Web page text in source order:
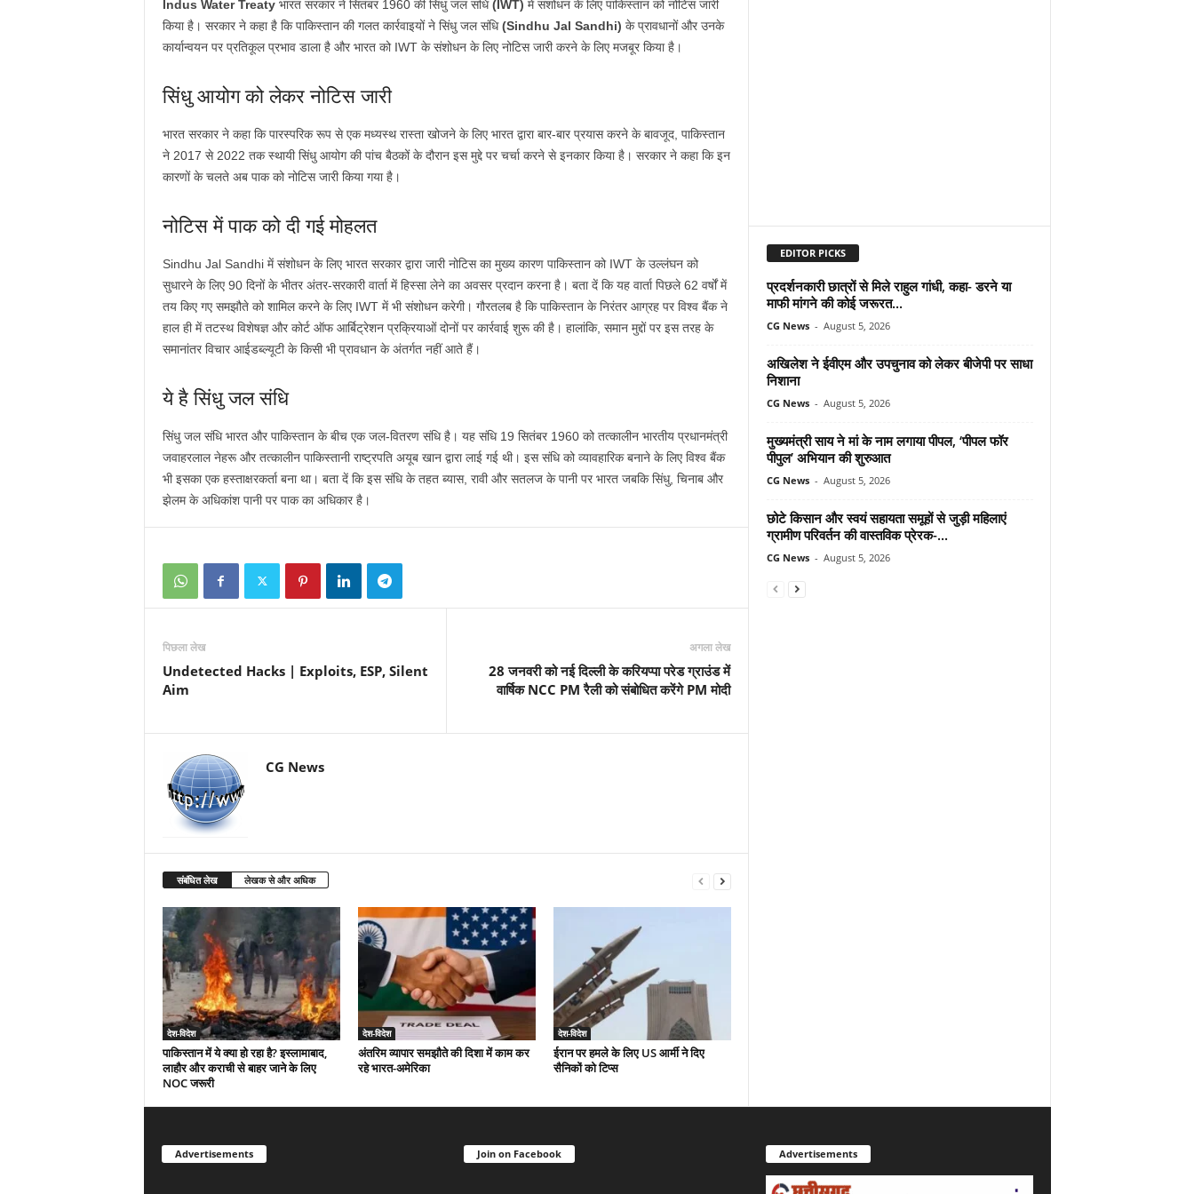
Indus Water Treaty भारत सरकार ने सितंबर 1960 की सिंधु जल संधि(IWT) में संशोधन के लिए पाकिस्तान को नोटिस जारी
किया है। सरकार ने कहा है कि पाकिस्तान की गलत कार्रवाइयों ने सिंधु जल संधि(Sindhu Jal Sandhi) के प्रावधानों और उनके
कार्यान्वयन पर प्रतिकूल प्रभाव डाला है और भारत को IWT के संशोधन के लिए नोटिस जारी करने के लिए मजबूर किया है।
सिंधु आयोग को लेकर नोटिस जारी
भारत सरकार ने कहा कि पारस्परिक रूप से एक मध्यस्थ रास्ता खोजने के लिए भारत द्वारा बार-बार प्रयास करने के बावजूद, पाकिस्तान
ने 2017 से 2022 तक स्थायी सिंधु आयोग की पांच बैठकों के दौरान इस मुद्दे पर चर्चा करने से इनकार किया है। सरकार ने कहा कि इन
कारणों के चलते अब पाक को नोटिस जारी किया गया है।
नोटिस में पाक को दी गई मोहलत
Sindhu Jal Sandhi में संशोधन के लिए भारत सरकार द्वारा जारी नोटिस का मुख्य कारण पाकिस्तान को IWT के उल्लंघन को
सुधारने के लिए 90 दिनों के भीतर अंतर-सरकारी वार्ता में हिस्सा लेने का अवसर प्रदान करना है। बता दें कि यह वार्ता पिछले 62 वर्षों में
तय किए गए समझौते को शामिल करने के लिए IWT में भी संशोधन करेगी। गौरतलब है कि पाकिस्तान के निरंतर आग्रह पर विश्व बैंक ने
हाल ही में तटस्थ विशेषज्ञ और कोर्ट ऑफ आर्बिट्रेशन प्रक्रियाओं दोनों पर कार्रवाई शुरू की है। हालांकि, समान मुद्दों पर इस तरह के
समानांतर विचार आईडब्ल्यूटी के किसी भी प्रावधान के अंतर्गत नहीं आते हैं।
ये है सिंधु जल संधि
सिंधु जल संधि भारत और पाकिस्तान के बीच एक जल-वितरण संधि है। यह संधि 19 सितंबर 1960 को तत्कालीन भारतीय प्रधानमंत्री
जवाहरलाल नेहरू और तत्कालीन पाकिस्तानी राष्ट्रपति अयूब खान द्वारा लाई गई थी। इस संधि को व्यावहारिक बनाने के लिए विश्व बैंक
भी इसका एक हस्ताक्षरकर्ता बना था। बता दें कि इस संधि के तहत ब्यास, रावी और सतलज के पानी पर भारत जबकि सिंधु, चिनाब और
झेलम के अधिकांश पानी पर पाक का अधिकार है।
पिछला लेख
Undetected Hacks | Exploits, ESP, Silent
Aim
अगला लेख
28 जनवरी को नई दिल्ली के करियप्पा परेड ग्राउंड में
वार्षिक NCC PM रैली को संबोधित करेंगे PM मोदी
CG News
संबंधित लेख लेखक से और अधिक
देश-विदेश
पाकिस्तान में ये क्या हो रहा है? इस्लामाबाद,
लाहौर और कराची से बाहर जाने के लिए
NOC जरूरी
देश-विदेश
अंतरिम व्यापार समझौते की दिशा में काम कर
रहे भारत-अमेरिका
देश-विदेश
ईरान पर हमले के लिए US आर्मी ने दिए
सैनिकों को टिप्स
EDITOR PICKS
प्रदर्शनकारी छात्रों से मिले राहुल गांधी, कहा- डरने या
माफी मांगने की कोई जरूरत...
CG News - August 5, 2026
अखिलेश ने ईवीएम और उपचुनाव को लेकर बीजेपी पर साधा
निशाना
CG News - August 5, 2026
मुख्यमंत्री साय ने मां के नाम लगाया पीपल, ‘पीपल फॉर
पीपुल’ अभियान की शुरुआत
CG News - August 5, 2026
छोटे किसान और स्वयं सहायता समूहों से जुड़ी महिलाएं
ग्रामीण परिवर्तन की वास्तविक प्रेरक-...
CG News - August 5, 2026
Advertisements Join on Facebook Advertisements